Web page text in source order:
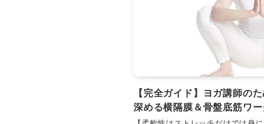
【完全ガイド】ヨガ講師の
深める横隔膜＆骨盤底筋ワー